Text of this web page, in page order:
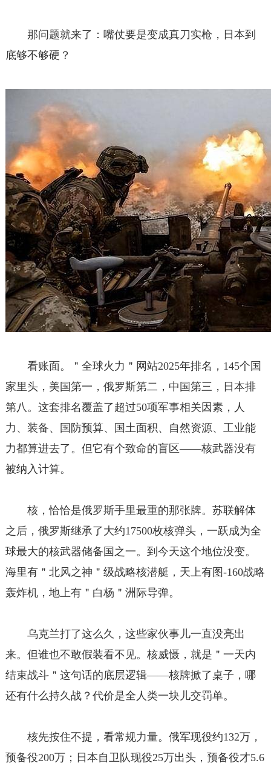
那问题就来了：嘴仗要是变成真刀实枪，日本到
底够不够硬？
看账面。＂全球火力＂网站2025年排名，145个国
家里头，美国第一，俄罗斯第二，中国第三，日本排
第八。这套排名覆盖了超过50项军事相关因素，人
力、装备、国防预算、国土面积、自然资源、工业能
力都算进去了。但它有个致命的盲区——核武器没有
被纳入计算。
核，恰恰是俄罗斯手里最重的那张牌。苏联解体
之后，俄罗斯继承了大约17500枚核弹头，一跃成为全
球最大的核武器储备国之一。到今天这个地位没变。
海里有＂北风之神＂级战略核潜艇，天上有图-160战略
轰炸机，地上有＂白杨＂洲际导弹。
乌克兰打了这么久，这些家伙事儿一直没亮出
来。但谁也不敢假装看不见。核威慑，就是＂一天内
结束战斗＂这句话的底层逻辑——核牌掀了桌子，哪
还有什么持久战？代价是全人类一块儿交罚单。
核先按住不提，看常规力量。俄军现役约132万，
预备役200万；日本自卫队现役25万出头，预备役才5.6